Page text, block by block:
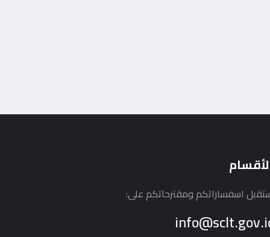
اسفساراتكم ومقترحاتكم على: